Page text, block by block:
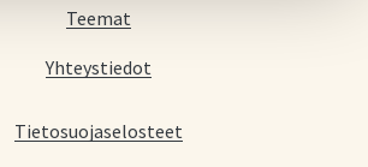
Teemat
Yhteystiedot
Tietosuojaselosteet